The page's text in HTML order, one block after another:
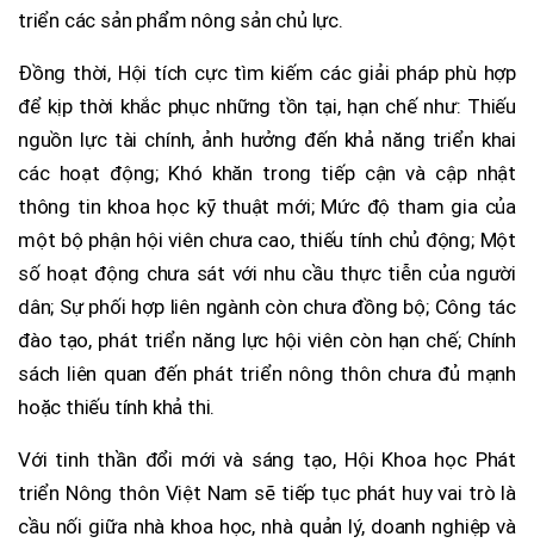
triển các sản phẩm nông sản chủ lực.
Đồng thời, Hội tích cực tìm kiếm các giải pháp phù hợp
để kịp thời khắc phục những tồn tại, hạn chế như: Thiếu
nguồn lực tài chính, ảnh hưởng đến khả năng triển khai
các hoạt động; Khó khăn trong tiếp cận và cập nhật
thông tin khoa học kỹ thuật mới; Mức độ tham gia của
một bộ phận hội viên chưa cao, thiếu tính chủ động; Một
số hoạt động chưa sát với nhu cầu thực tiễn của người
dân; Sự phối hợp liên ngành còn chưa đồng bộ; Công tác
đào tạo, phát triển năng lực hội viên còn hạn chế; Chính
sách liên quan đến phát triển nông thôn chưa đủ mạnh
hoặc thiếu tính khả thi.
Với tinh thần đổi mới và sáng tạo, Hội Khoa học Phát
triển Nông thôn Việt Nam sẽ tiếp tục phát huy vai trò là
cầu nối giữa nhà khoa học, nhà quản lý, doanh nghiệp và